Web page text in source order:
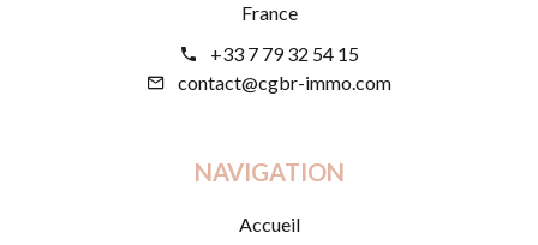
France
+33 7 79 32 54 15
contact@cgbr-immo.com
NAVIGATION
Accueil